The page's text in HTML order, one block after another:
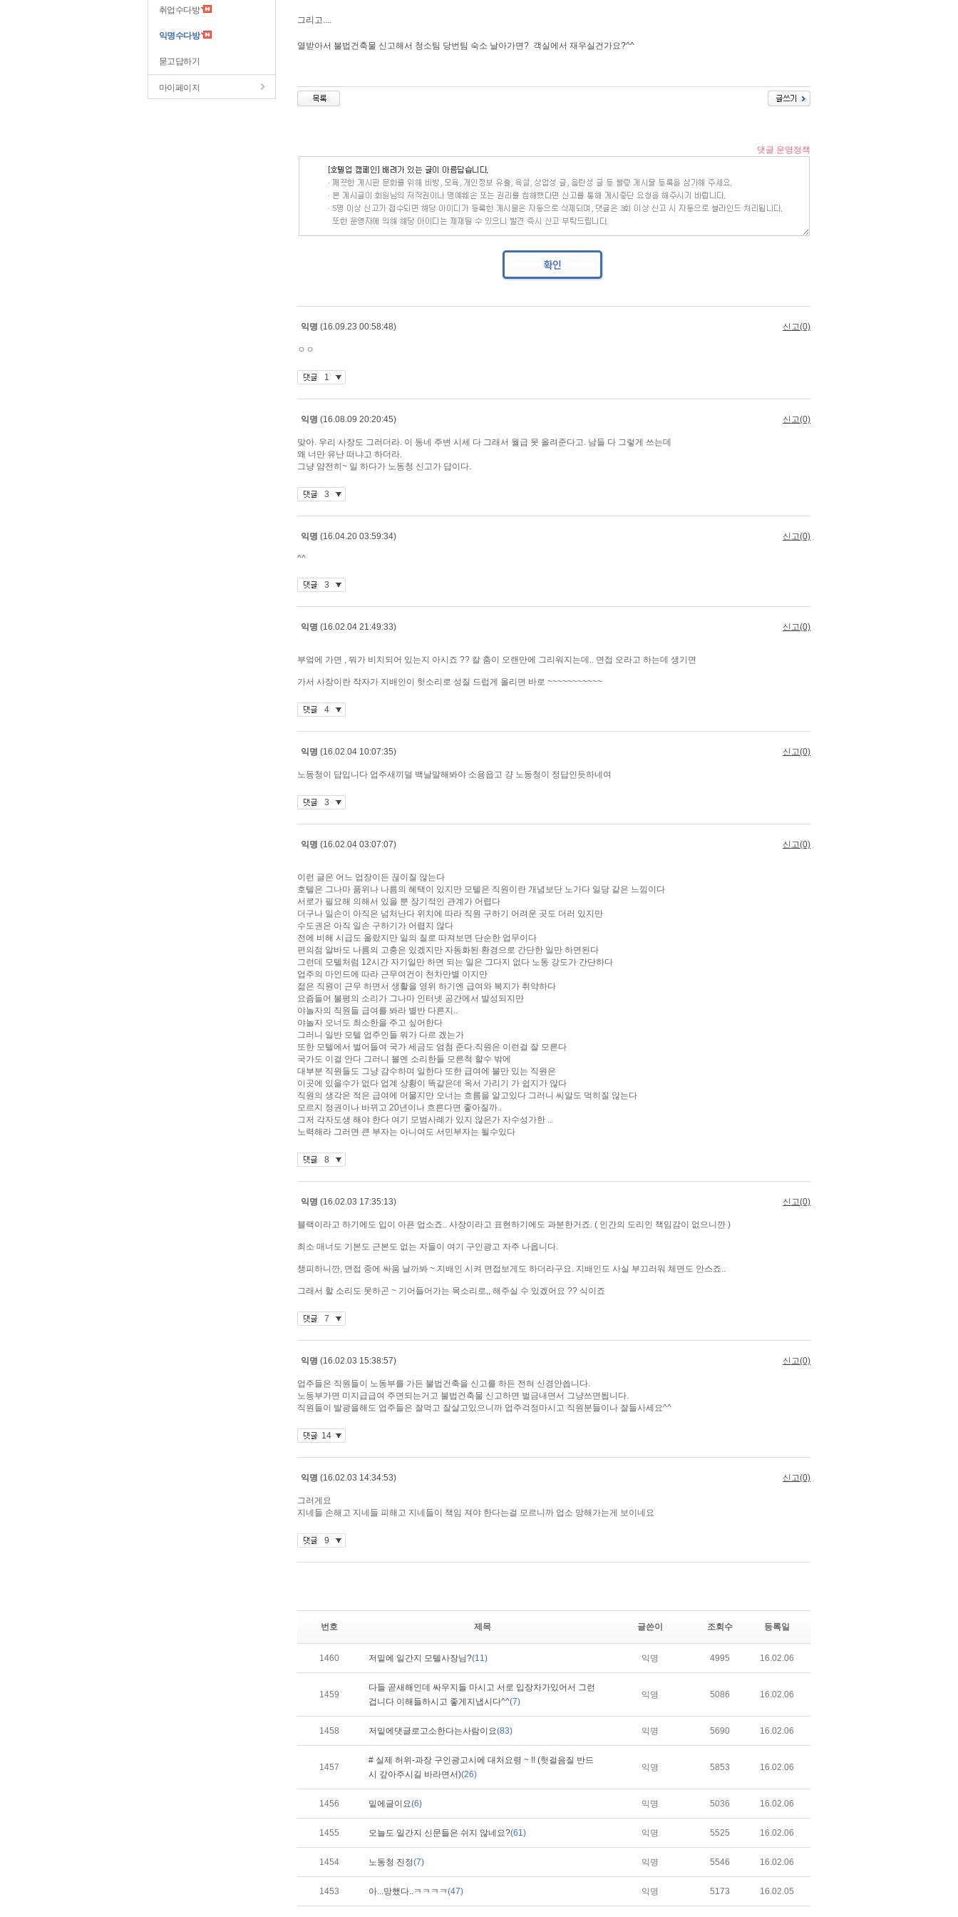
취업수다방
익명수다방
묻고답하기
마이페이지
그리고....
열받아서 불법건축물 신고해서 청소팀 당번팀 숙소 날아가면? 객실에서 재우실건가요?^^
번호 제목 글쓴이 조회수 등록일
1460 저밑에 일간지 모텔사장님?(11) 익명 4995 16.02.06
1459
다들 곧새해인데 싸우지들 마시고 서로 입장차가있어서 그런
겁니다 이해들하시고 좋게지냅시다^^(7)
익명 5086 16.02.06
1458 저밑에댓글로고소한다는사람이요(83) 익명 5690 16.02.06
1457
# 실제 허위-과장 구인광고시에 대처요령 ~ !! (헛걸음질 반드
시 갚아주시길 바라면서)(26)
익명 5853 16.02.06
1456 밑에글이요(6) 익명 5036 16.02.06
1455 오늘도 일간지 신문들은 쉬지 않네요?(61) 익명 5525 16.02.06
1454 노동청 진정(7) 익명 5546 16.02.06
1453 아...망했다..ㅋㅋㅋㅋ(47) 익명 5173 16.02.05